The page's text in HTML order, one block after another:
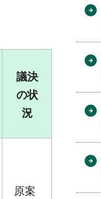
議決
の状
況
原案